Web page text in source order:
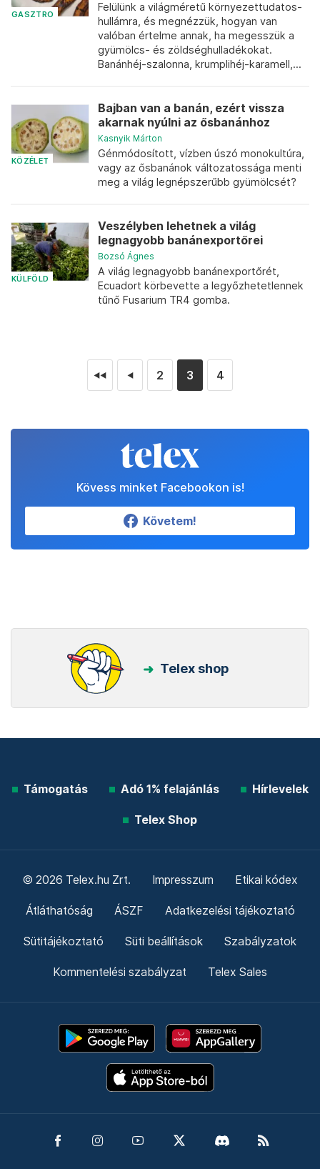
GASZTRO
Felülünk a világméretű környezettudatos-
hullámra, és megnézzük, hogyan van
valóban értelme annak, ha megesszük a
gyümölcs- és zöldséghulladékokat.
Banánhéj-szalonna, krumplihéj-karamell,...
KÖZÉLET
Bajban van a banán, ezért vissza
akarnak nyúlni az ősbanánhoz
Kasnyik Márton
Génmódosított, vízben úszó monokultúra,
vagy az ősbanánok változatossága menti
meg a világ legnépszerűbb gyümölcsét?
KÜLFÖLD
Veszélyben lehetnek a világ
legnagyobb banánexportőrei
Bozsó Ágnes
A világ legnagyobb banánexportőrét,
Ecuadort körbevette a legyőzhetetlennek
tűnő Fusarium TR4 gomba.
◄◄ ◄ 2 3 4
Kövess minket Facebookon is!
Követem!
Telex shop
Támogatás Adó 1% felajánlás Hírlevelek
Telex Shop
© 2026 Telex.hu Zrt. Impresszum Etikai kódex
Átláthatóság ÁSZF Adatkezelési tájékoztató
Sütitájékoztató Süti beállítások Szabályzatok
Kommentelési szabályzat Telex Sales